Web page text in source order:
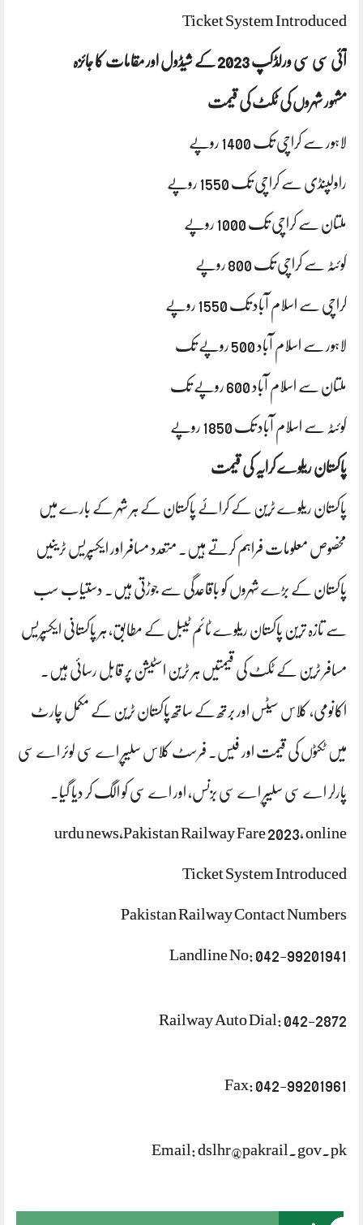
Ticket System Introduced
آئی سی سی ورلڈکپ 2023 کے شیڈول اور مقامات کا جائزہ
مشہور شہروں کی ٹکٹ کی قیمت
لاہور سے کراچی تک 1400 روپے
راولپنڈی سے کراچی تک 1550 روپے
ملتان سے کراچی تک 1000 روپے
کوئٹہ سے کراچی تک 800 روپے
کراچی سے اسلام آباد تک 1550 روپے
لاہور سے اسلام آباد 500 روپے تک
ملتان سے اسلام آباد 600 روپے تک
کوئٹہ سے اسلام آباد تک 1850 روپے
پاکستان ریلوے کرایہ کی قیمت
پاکستان ریلوے ٹرین کے کرائے پاکستان کے ہر شہر کے بارے میں
مخصوص معلومات فراہم کرتے ہیں۔ متعدد مسافر اور ایکسپریس ٹرینیں
پاکستان کے بڑے شہروں کو باقاعدگی سے جوڑتی ہیں۔ دستیاب سب
سے تازہ ترین پاکستان ریلوے ٹائم ٹیبل کے مطابق، ہر پاکستانی ایکسپریس
مسافر ٹرین کے ٹکٹ کی قیمتیں ہر ٹرین اسٹیشن پر قابل رسائی ہیں۔
اکانومی، کلاس سیٹس اور برتھ کے ساتھ پاکستان ٹرین کے مکمل چارٹ
میں ٹکٹوں کی قیمت اور فیس۔ فرسٹ کلاس سلیپر اے سی لوئر اے سی
پارلر اے سی سلیپر اے سی بزنس، اور اے سی کو الگ کر دیا گیا۔
urdu news,Pakistan Railway Fare 2023, online
Ticket System Introduced
Pakistan Railway Contact Numbers
Landline No: 042-99201941
Railway Auto Dial: 042-2872
Fax: 042-99201961
Email: dslhr@pakrail.gov.pk